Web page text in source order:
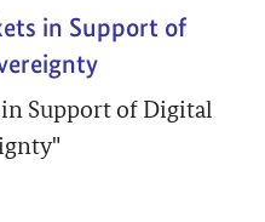
in Support of
Support of Digital